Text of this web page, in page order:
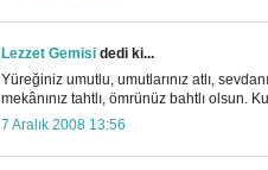
Lezzet Gemisi dedi ki...
Yüreğiniz umutlu, umutlarınız atlı,
mekânınız tahtlı, ömrünüz bahtlı olsun.
7 Aralık 2008 13:56